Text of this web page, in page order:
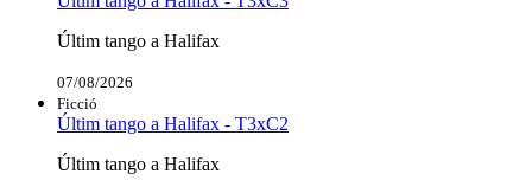
Últim tango a Halifax
07/08/2026
Ficció
Últim tango a Halifax - T3xC2
Últim tango a Halifax